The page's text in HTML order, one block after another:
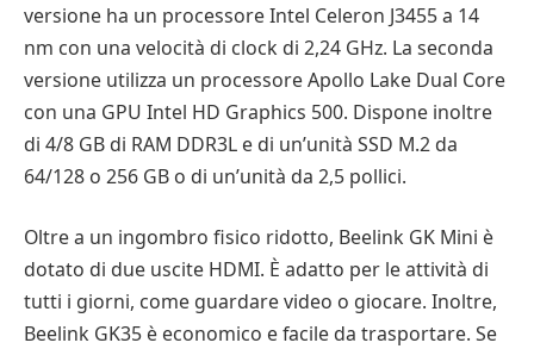
versione ha un processore Intel Celeron J3455 a 14
nm con una velocità di clock di 2,24 GHz. La seconda
versione utilizza un processore Apollo Lake Dual Core
con una GPU Intel HD Graphics 500. Dispone inoltre
di 4/8 GB di RAM DDR3L e di un’unità SSD M.2 da
64/128 o 256 GB o di un’unità da 2,5 pollici.
Oltre a un ingombro fisico ridotto, Beelink GK Mini è
dotato di due uscite HDMI. È adatto per le attività di
tutti i giorni, come guardare video o giocare. Inoltre,
Beelink GK35 è economico e facile da trasportare. Se